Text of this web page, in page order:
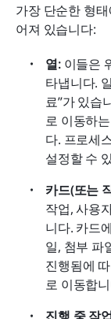
가장 단순한 형
어져 있습니다:
열: 이들은
타냅니다.
료”가 있습
로 이동하
다. 프로세
설정할 수
카드(또는
작업, 사용
니다. 카드
일, 첨부 파
진행됨에
로 이동합
진행 중 작